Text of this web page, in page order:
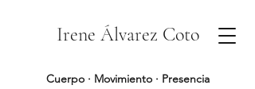
Irene Álvarez Coto
Cuerpo · Movimiento · Presencia